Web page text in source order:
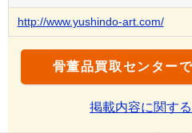
http://www.yushindo-art.com/
骨董品買取センター
掲載内容に関す